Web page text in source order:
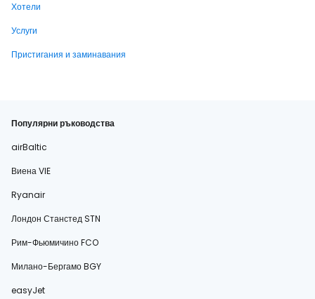
Хотели
Услуги
Пристигания и заминавания
Популярни ръководства
airBaltic
Виена VIE
Ryanair
Лондон Станстед STN
Рим-Фьюмичино FCO
Милано-Бергамо BGY
easyJet